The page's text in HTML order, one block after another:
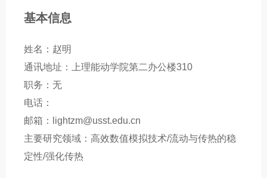
基本信息
姓名：赵明
通讯地址：上理能动学院第二办公楼310
职务：无
电话：
邮箱：lightzm@usst.edu.cn
主要研究领域：高效数值模拟技术/流动与传热的稳
定性/强化传热